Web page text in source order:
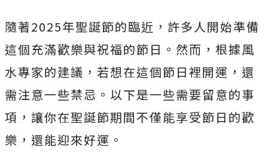
隨著2025年聖誕節的臨近，許多人開始準備
這個充滿歡樂與祝福的節日。然而，根據風
水專家的建議，若想在這個節日裡開運，還
需注意一些禁忌。以下是一些需要留意的事
項，讓你在聖誕節期間不僅能享受節日的歡
樂，還能迎來好運。